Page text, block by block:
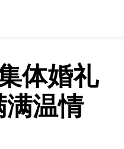
体婚礼
温情